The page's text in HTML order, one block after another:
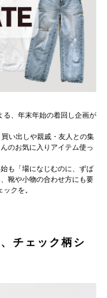
る、年末年始の着回し企画が
い出しや親戚・友人との集
のお気に入りアイテム使っ
も「場になじむのに、ずば
靴や小物の合わせ方にも要
ックを。
チェック柄シ